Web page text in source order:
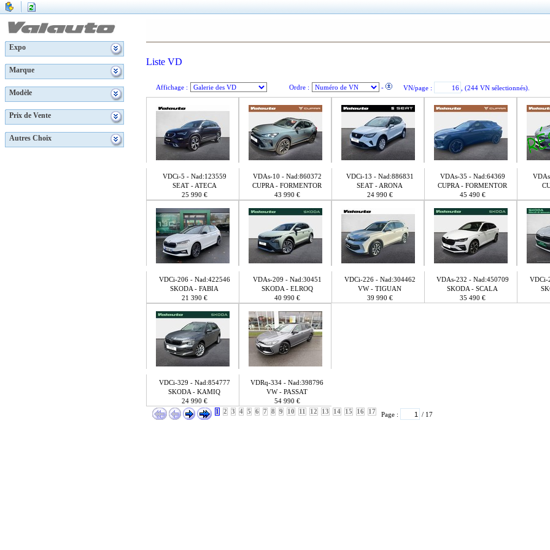
Expo
Marque
Modèle
Prix de Vente
Autres Choix
Liste VD
Affichage : Ordre : - VN/page : , (244 VN sélectionnés).
VDCi-5 - Nad:123559
SEAT - ATECA
25 990 €
VDAs-10 - Nad:860372
CUPRA - FORMENTOR
43 990 €
VDCi-13 - Nad:886831
SEAT - ARONA
24 990 €
VDAs-35 - Nad:64369
CUPRA - FORMENTOR
45 490 €
VDCi-206 - Nad:422546
SKODA - FABIA
21 390 €
VDAs-209 - Nad:30451
SKODA - ELROQ
40 990 €
VDCi-226 - Nad:304462
VW - TIGUAN
39 990 €
VDAs-232 - Nad:450709
SKODA - SCALA
35 490 €
VDCi-
VDCi-329 - Nad:854777
SKODA - KAMIQ
24 990 €
VDRq-334 - Nad:398796
VW - PASSAT
54 990 €
1 2 3 4 5 6 7 8 9 10 11 12 13 14 15 16 17 Page : / 17